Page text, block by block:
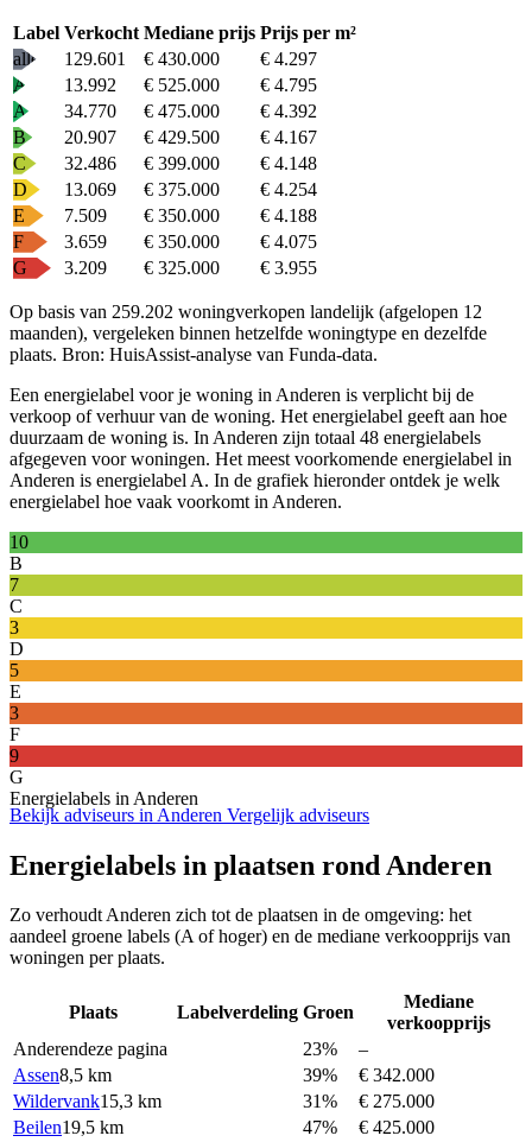
Label Verkocht Mediane prijs Prijs per m²
alle
129.601 € 430.000
€ 4.297
A+
13.992 € 525.000
€ 4.795
A
34.770 € 475.000
€ 4.392
B
20.907 € 429.500
€ 4.167
C
32.486 € 399.000
€ 4.148
D
13.069 € 375.000
€ 4.254
E
7.509 € 350.000
€ 4.188
F
3.659 € 350.000
€ 4.075
G
3.209 € 325.000 € 3.955
Op basis van 259.202 woningverkopen landelijk (afgelopen 12
maanden), vergeleken binnen hetzelfde woningtype en dezelfde
plaats. Bron: HuisAssist-analyse van Funda-data.
Een energielabel voor je woning in Anderen is verplicht bij de
verkoop of verhuur van de woning. Het energielabel geeft aan hoe
duurzaam de woning is. In Anderen zijn totaal 48 energielabels
afgegeven voor woningen. Het meest voorkomende energielabel in
Anderen is energielabel A. In de grafiek hieronder ontdek je welk
energielabel hoe vaak voorkomt in Anderen.
10
B
7
C
3
D
5
E
3
F
9
G
Energielabels in Anderen
Bekijk adviseurs in Anderen Vergelijk adviseurs
Energielabels in plaatsen rond Anderen
Zo verhoudt Anderen zich tot de plaatsen in de omgeving: het
aandeel groene labels (A of hoger) en de mediane verkoopprijs van
woningen per plaats.
Plaats Labelverdeling Groen
Mediane
verkoopprijs
Anderendeze pagina 23%
–
Assen8,5 km 39%
€ 342.000
Wildervank15,3 km 31%
€ 275.000
Beilen19,5 km 47%
€ 425.000